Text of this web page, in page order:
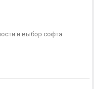
и выбор софта